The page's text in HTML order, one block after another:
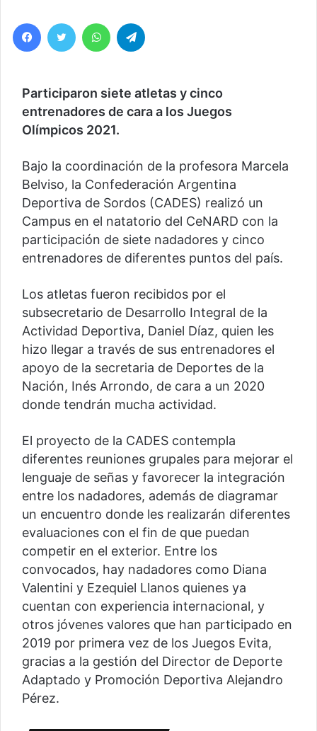
Facebook
Twitter WhatsApp
Participaron siete atletas y cinco
entrenadores de cara a los Juegos
Olímpicos 2021.
Bajo la coordinación de la profesora Marcela
Belviso, la Confederación Argentina
Deportiva de Sordos (CADES) realizó un
Campus en el natatorio del CeNARD con la
participación de siete nadadores y cinco
entrenadores de diferentes puntos del país.
Los atletas fueron recibidos por el
subsecretario de Desarrollo Integral de la
Actividad Deportiva, Daniel Díaz, quien les
hizo llegar a través de sus entrenadores el
apoyo de la secretaria de Deportes de la
Nación, Inés Arrondo, de cara a un 2020
donde tendrán mucha actividad.
El proyecto de la CADES contempla
diferentes reuniones grupales para mejorar el
lenguaje de señas y favorecer la integración
entre los nadadores, además de diagramar
un encuentro donde les realizarán diferentes
evaluaciones con el fin de que puedan
competir en el exterior. Entre los
convocados, hay nadadores como Diana
Valentini y Ezequiel Llanos quienes ya
cuentan con experiencia internacional, y
otros jóvenes valores que han participado en
2019 por primera vez de los Juegos Evita,
gracias a la gestión del Director de Deporte
Adaptado y Promoción Deportiva Alejandro
Pérez.